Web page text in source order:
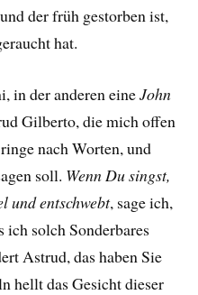
der früh gestorben ist,
hat.
in der anderen eineJohn
Gilberto, die mich offen
nach Worten, und
soll. Wenn Du singst,
und entschwebt, sage ich,
ich solch Sonderbares
Astrud, das haben Sie
hellt das Gesicht dieser